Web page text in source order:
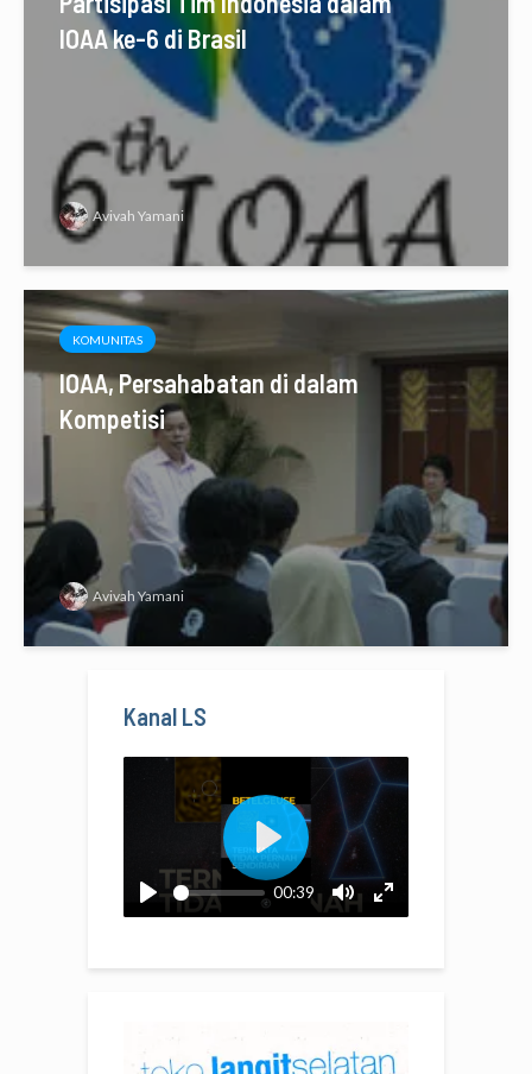
IOAA ke-6 di Brasil
Avivah Yamani
KOMUNITAS
IOAA, Persahabatan di dalam
Kompetisi
Avivah Yamani
Kanal LS